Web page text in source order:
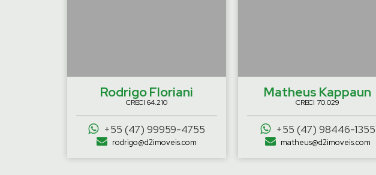
Rodrigo Floriani
CRECI 64.210
+55 (47) 99959-4755
rodrigo@d2imoveis.com
Matheus Kappaun
CRECI 70.029
+55 (47) 98446-1355
matheus@d2imoveis.com